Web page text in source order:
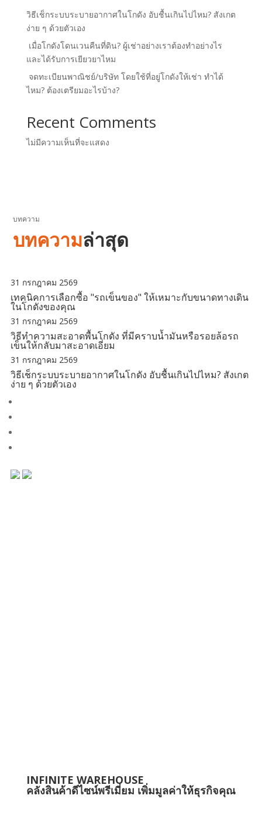
วิธีเช็กระบบระบายอากาศในโกดัง อับชื้นเกินไปไหม? สังเกต
ง่าย ๆ ด้วยตัวเอง
เมื่อโกดังโดนเวนคืนที่ดิน? ผู้เช่าอย่างเราต้องทำอย่างไร
และได้รับการเยียวยาไหม
จดทะเบียนพาณิชย์/บริษัท โดยใช้ที่อยู่โกดังให้เช่า ทำได้
ไหม? ต้องเตรียมอะไรบ้าง?
Recent Comments
ไม่มีความเห็นที่จะแสดง
บทความ
บทความล่าสุด
31 กรกฎาคม 2569
เทคนิคการเลือกซื้อ "รถเข็นของ" ให้เหมาะกับขนาดทางเดิน
ในโกดังของคุณ
31 กรกฎาคม 2569
วิธีทำความสะอาดพื้นโกดัง ที่มีคราบน้ำมันหรือรอยล้อรถ
เข็นให้กลับมาสะอาดเอี่ยม
31 กรกฎาคม 2569
วิธีเช็กระบบระบายอากาศในโกดัง อับชื้นเกินไปไหม? สังเกต
ง่าย ๆ ด้วยตัวเอง
INFINITE WAREHOUSE
คลังสินค้าดีไซน์พรีเมี่ยม เพิ่มมูลค่าให้ธุรกิจคุณ